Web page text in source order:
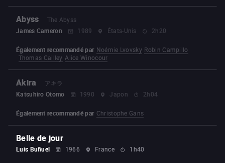
Abyss
The Abyss
James Cameron
1989 États-Unis 2h20
Également recommandé par Noémie Lvovsky Robin Campillo
Thomas Cailley Alice Winocour
Akira
アキラ
Katsuhiro Otomo
1990 Japon 2h04
Également recommandé par Christophe Gans
Belle de jour
Luis Buñuel 1966 France 1h40